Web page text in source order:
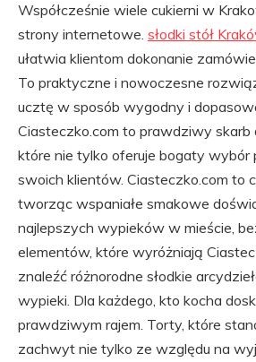
Współcześnie wiele cukierni w
strony internetowe. słodki stół
ułatwia klientom dokonanie
To praktyczne i nowoczesne
ucztę w sposób wygodny i
Ciasteczko.com to prawdziwy skarb
które nie tylko oferuje bogaty
swoich klientów. Ciasteczko.com to
tworząc wspaniałe smakowe
najlepszych wypieków w mieście,
elementów, które wyróżniają
znaleźć różnorodne słodkie
wypieki. Dla każdego, kto kocha
prawdziwym rajem. Torty, które
zachwyt nie tylko ze względu na